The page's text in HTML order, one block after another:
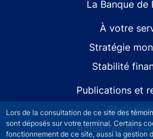
Lors de la consultation de ce site des
sont déposés sur votre terminal. Certains
fonctionnement de ce site, aussi la gestion
La Banque de
À votre
Stratégie
Stabilité
Publications et
Actualités et